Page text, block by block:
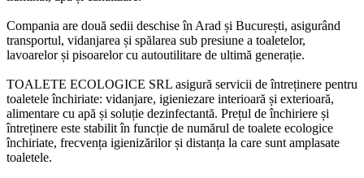
Compania are două sedii deschise în Arad și București, asigurând
transportul, vidanjarea și spălarea sub presiune a toaletelor,
lavoarelor și pisoarelor cu autoutilitare de ultimă generație.
TOALETE ECOLOGICE SRL asigură servicii de întreținere pentru
toaletele închiriate: vidanjare, igieniezare interioară și exterioară,
alimentare cu apă și soluție dezinfectantă. Prețul de închiriere și
întreținere este stabilit în funcție de numărul de toalete ecologice
închiriate, frecvența igienizărilor și distanța la care sunt amplasate
toaletele.